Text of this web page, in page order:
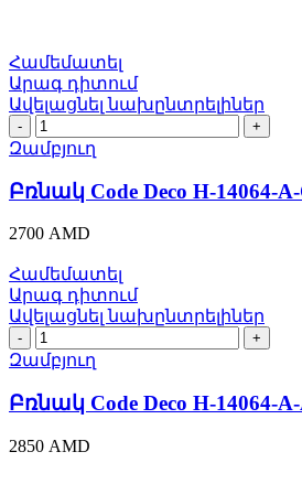
Համեմատել
Արագ դիտում
Ավելացնել նախընտրելիներ
Բռնակ
Code
Deco
H-
14064-
A-
CFM
27194
quantity
Զամբյուղ
Բռնակ Code Deco H-14064-
2700 AMD
Համեմատել
Արագ դիտում
Ավելացնել նախընտրելիներ
Բռնակ
Code
Deco
H-
14064-
AB
Զամբյուղ
Բռնակ Code Deco H-14064-A-
2850 AMD